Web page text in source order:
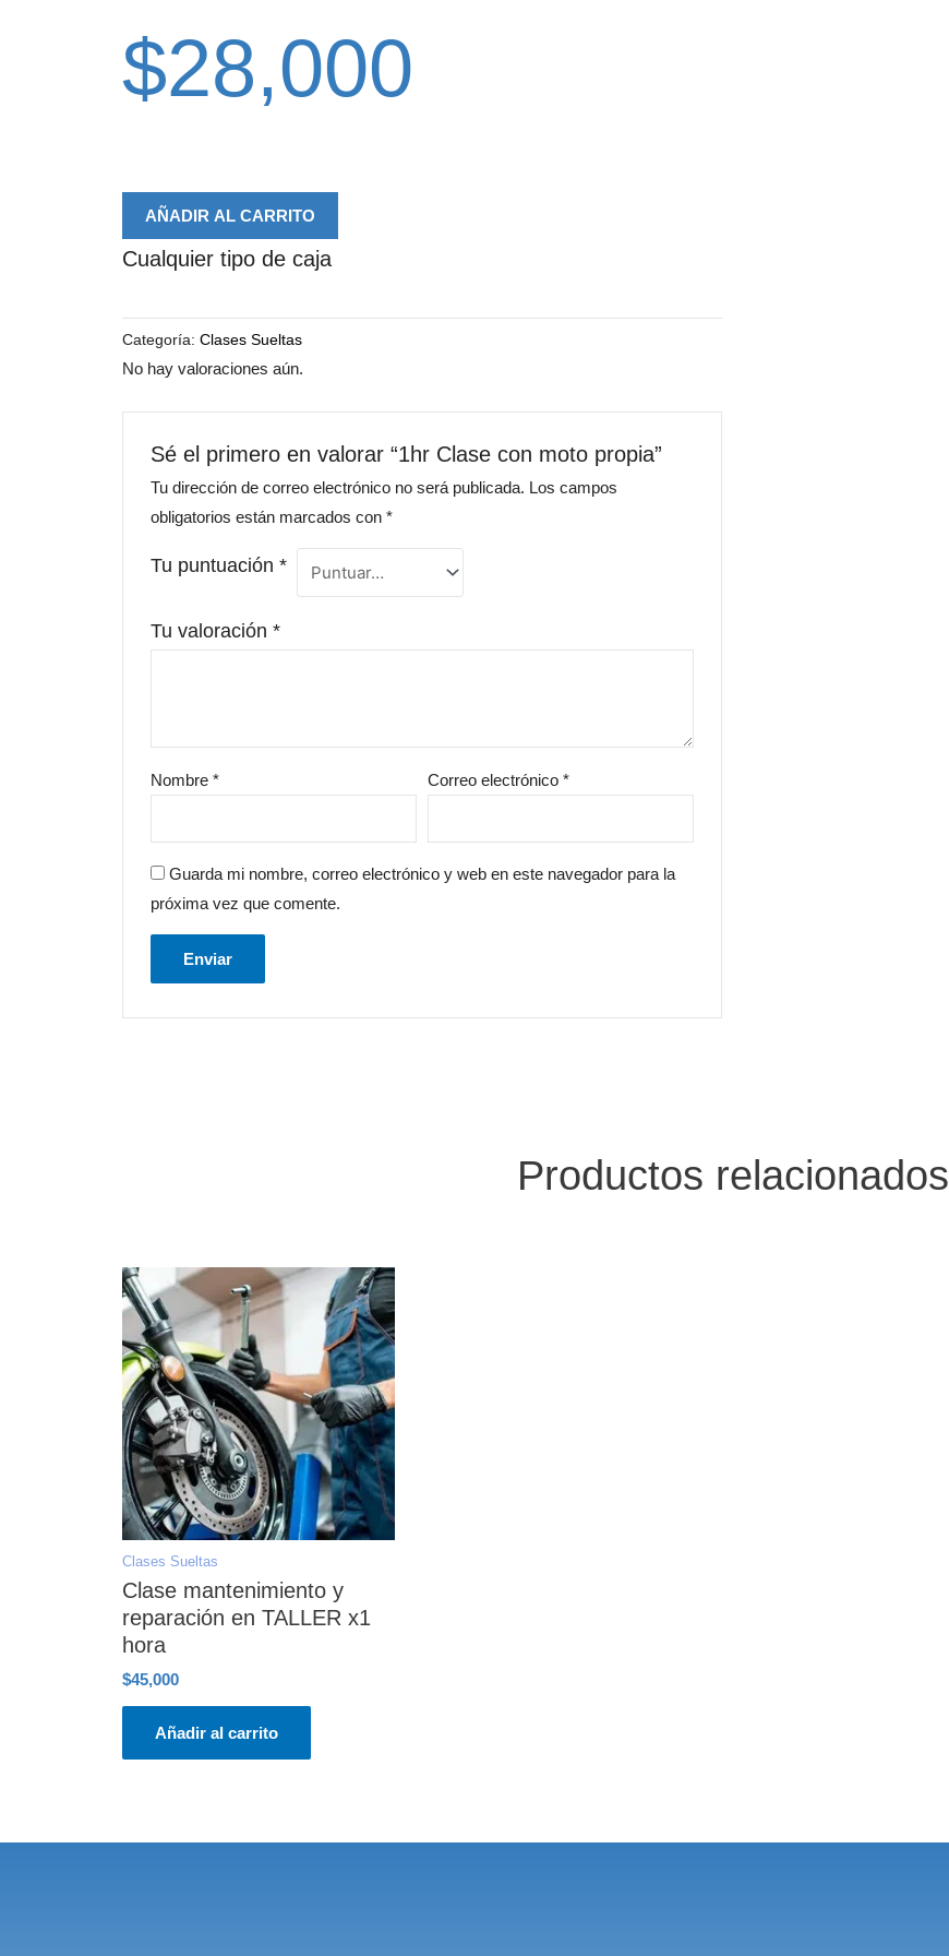
$28,000
AÑADIR AL CARRITO
Cualquier tipo de caja
Categoría: Clases Sueltas
No hay valoraciones aún.
Sé el primero en valorar “1hr Clase con moto propia”
Tu dirección de correo electrónico no será publicada. Los campos
obligatorios están marcados con*
Tu puntuación*
Tu valoración*
Nombre* Correo electrónico *
Guarda mi nombre, correo electrónico y web en este navegador para la
próxima vez que comente.
Productos relacionados
Clases Sueltas
Clase mantenimiento y
reparación en TALLER x1
hora
$45,000
Añadir al carrito